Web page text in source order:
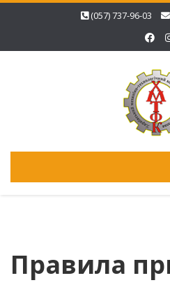
(057) 737-96-03
Правила